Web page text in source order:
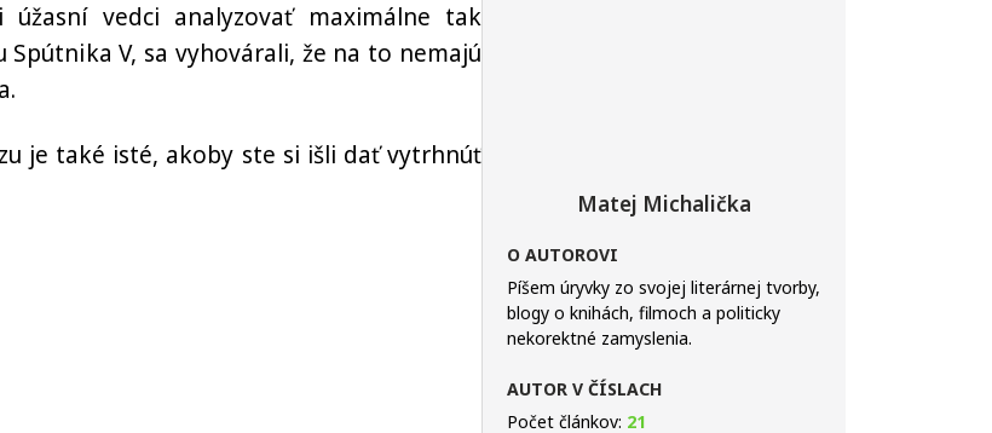
vedci analyzovať maximálne tak
V, sa vyhovárali, že na to nemajú
je také isté, akoby ste si išli dať vytrhnúť
Matej Michalička
O AUTOROVI
Píšem úryvky zo svojej literárnej tvorby,
blogy o knihách, filmoch a politicky
nekorektné zamyslenia.
AUTOR V ČÍSLACH
Počet článkov: 21